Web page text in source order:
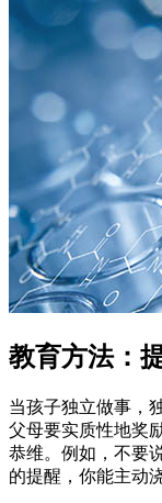
教育方法：
当孩子独立做事，
父母要实质性地奖
恭维。例如，不要
的提醒，你能主动